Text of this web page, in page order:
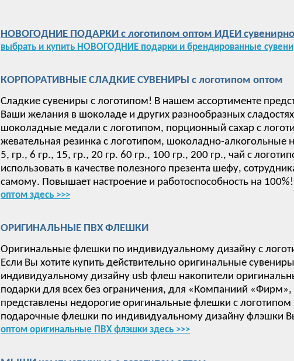
НОВОГОДНИЕ ПОДАРКИ с логотипом оптом ИДЕИ
выбрать и купить НОВОГОДНИЕ подарки и брендированные
КОРПОРАТИВНЫЕ СЛАДКИЕ СУВЕНИРЫ с логотипом оптом
Сладкие сувениры с логотипом! В нашем ассортименте
Ваши желания в шоколаде и других разнообразных
шоколадные медали с логотипом, порционный сахар с
жевательная резинка с логотипом, шоколадно-
5, гр., 6 гр., 15, гр., 20 гр. 60 гр., 100 гр., 200 гр., чай с
использовать в качестве полезного презента шефу,
самому. Повышает настроение и работоспособность на 100%!
оптом здесь >>>
ОРИГИНАЛЬНЫЕ ПВХ ФЛЕШКИ
Оригинальные флешки по индивидуальному дизайну с
Если Вы хотите купить действительно оригинальные
индивидуальному дизайну usb флеш накопители
подарки для всех без ограничения, для «Компаниий
представлены недорогие оригинальные флешки с
подарочные флешки по индивидуальному дизайну флэшки
оптом оригинальные ПВХ флэшки здесь >>>